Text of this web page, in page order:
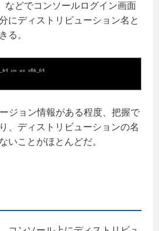
などでコンソールログイン画面
にディストリビューション名と
る。
ジョン情報がある程度、把握で
、ディストリビューションの名
いことがほとんどだ。